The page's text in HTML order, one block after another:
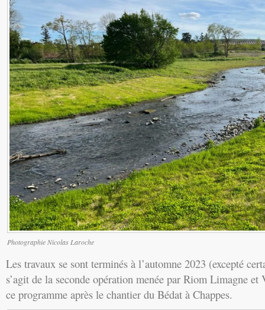
Photographie Nicolas Laroche
Les travaux se sont terminés à l’automne 2023 (excepté
s’agit de la seconde opération menée par Riom Limagne et
ce programme après le chantier du Bédat à Chappes.